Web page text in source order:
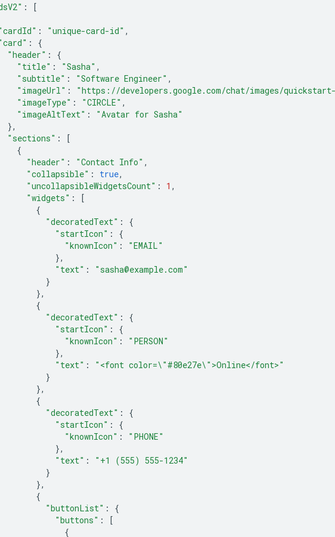
:
[
: "unique-card-id" ,
:
{
"header" :
{
"title" : "Sasha" ,
"subtitle" : "Software Engineer" ,
"imageUrl" : "https://developers.google.com/chat/images/
"imageType" : "CIRCLE" ,
"imageAltText" :
"Avatar for Sasha"
},
"sections" :
[
{
"header" : "Contact Info" ,
"collapsible" : true,
"uncollapsibleWidgetsCount" : 1 ,
"widgets" :
[
{
"decoratedText" :
{
"startIcon" :
{
"knownIcon" :
"EMAIL"
},
"text" :
"sasha@example.com"
}
},
{
"decoratedText" :
{
"startIcon" :
{
"knownIcon" :
"PERSON"
},
"text" :
"<font color=\"#80e27e\">Online</font>"
}
},
{
"decoratedText" :
{
"startIcon" :
{
"knownIcon" :
"PHONE"
},
"text" :
"+1 (555) 555-1234"
}
},
{
"buttonList" :
{
"buttons" :
[
{